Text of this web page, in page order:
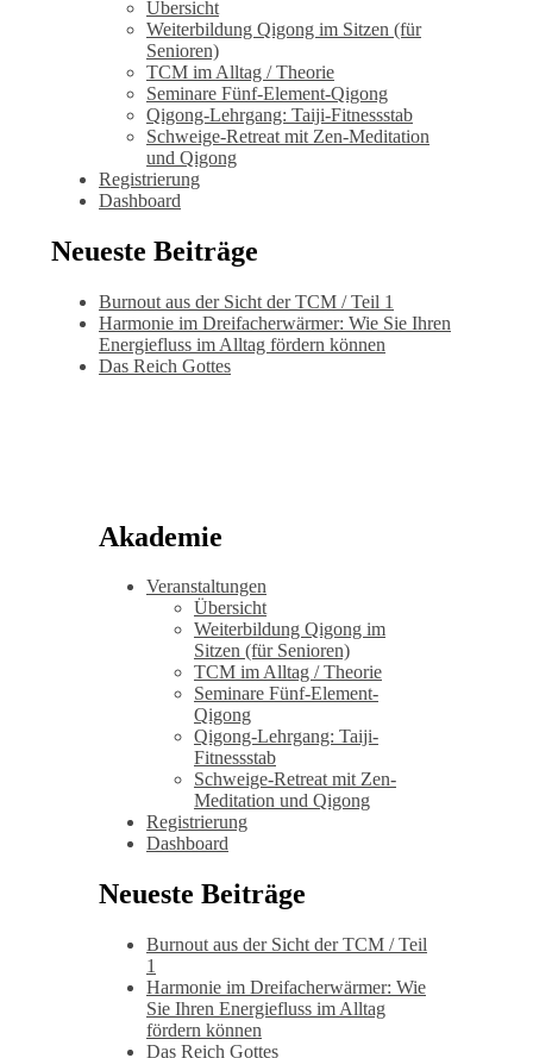
Übersicht
Weiterbildung Qigong im Sitzen (für
Senioren)
TCM im Alltag / Theorie
Seminare Fünf-Element-Qigong
Qigong-Lehrgang: Taiji-Fitnessstab
Schweige-Retreat mit Zen-Meditation
und Qigong
Registrierung
Dashboard
Neueste Beiträge
Burnout aus der Sicht der TCM / Teil 1
Harmonie im Dreifacherwärmer: Wie Sie Ihren
Energiefluss im Alltag fördern können
Das Reich Gottes
Akademie
Veranstaltungen
Übersicht
Weiterbildung Qigong im
Sitzen (für Senioren)
TCM im Alltag / Theorie
Seminare Fünf-Element-
Qigong
Qigong-Lehrgang: Taiji-
Fitnessstab
Schweige-Retreat mit Zen-
Meditation und Qigong
Registrierung
Dashboard
Neueste Beiträge
Burnout aus der Sicht der TCM / Teil
1
Harmonie im Dreifacherwärmer: Wie
Sie Ihren Energiefluss im Alltag
fördern können
Das Reich Gottes